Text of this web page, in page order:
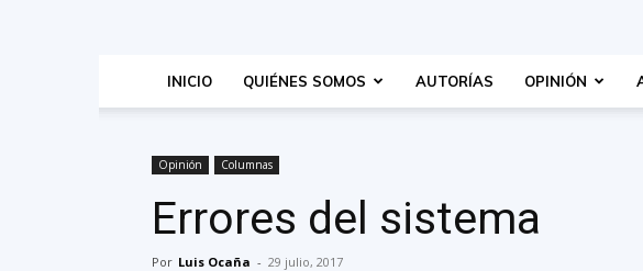
INICIO QUIÉNES SOMOS AUTORÍAS OPINIÓN
Opinión Columnas
Errores del sistema
Por Luis Ocaña - 29 julio, 2017